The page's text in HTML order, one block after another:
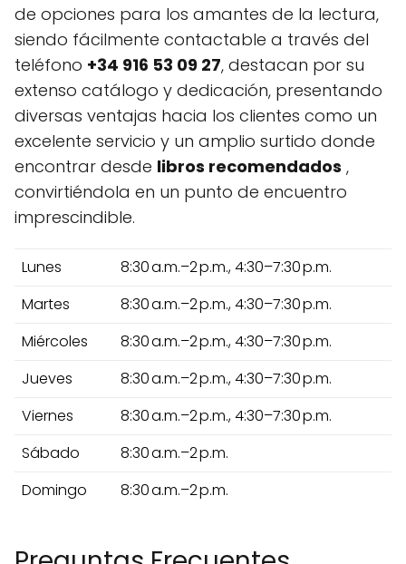
de opciones para los amantes de la lectura,
siendo fácilmente contactable a través del
teléfono +34 916 53 09 27, destacan por su
extenso catálogo y dedicación, presentando
diversas ventajas hacia los clientes como un
excelente servicio y un amplio surtido donde
encontrar desde libros recomendados ,
convirtiéndola en un punto de encuentro
imprescindible.
Lunes
8:30 a.m.–2 p.m., 4:30–7:30 p.m.
Martes
8:30 a.m.–2 p.m., 4:30–7:30 p.m.
Miércoles
8:30 a.m.–2 p.m., 4:30–7:30 p.m.
Jueves
8:30 a.m.–2 p.m., 4:30–7:30 p.m.
Viernes
8:30 a.m.–2 p.m., 4:30–7:30 p.m.
Sábado
8:30 a.m.–2 p.m.
Domingo
8:30 a.m.–2 p.m.